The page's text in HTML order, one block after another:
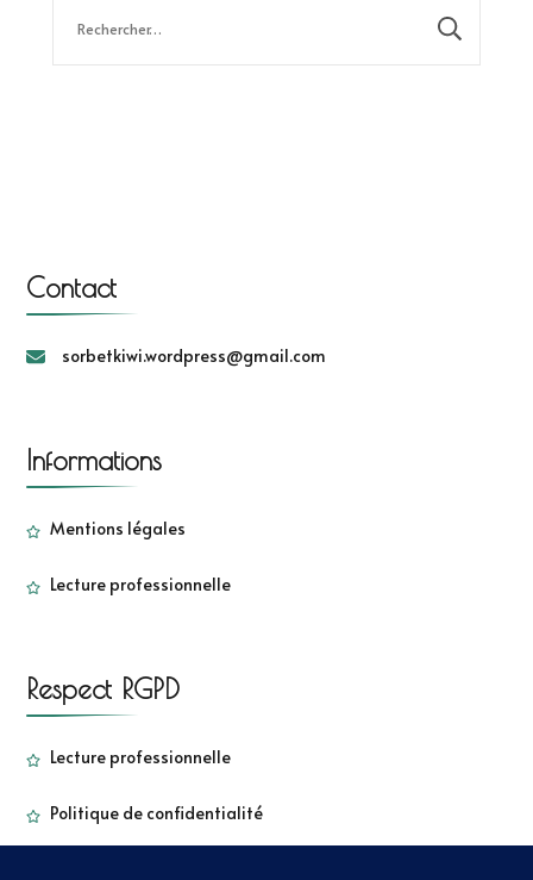
Contact
sorbetkiwi.wordpress@gmail.com
Informations
Mentions légales
Lecture professionnelle
Respect RGPD
Lecture professionnelle
Politique de confidentialité